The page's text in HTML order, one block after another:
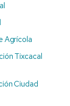
Agrícola
Tixcacal
Ciudad